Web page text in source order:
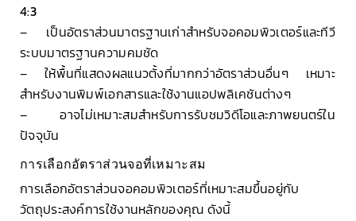
4:3
– เป็นอัตราส่วนมาตรฐานเก่าสำหรับจอคอมพิวเตอร์และทีวี
ระบบมาตรฐานความคมชัด
– ให้พื้นที่แสดงผลแนวตั้งที่มากกว่าอัตราส่วนอื่นๆ เหมาะ
สำหรับงานพิมพ์เอกสารและใช้งานแอปพลิเคชันต่างๆ
– อาจไม่เหมาะสมสำหรับการรับชมวิดีโอและภาพยนตร์ใน
ปัจจุบัน
การเลือกอัตราส่วนจอที่เหมาะสม
การเลือกอัตราส่วนจอคอมพิวเตอร์ที่เหมาะสมขึ้นอยู่กับ
วัตถุประสงค์การใช้งานหลักของคุณ ดังนี้